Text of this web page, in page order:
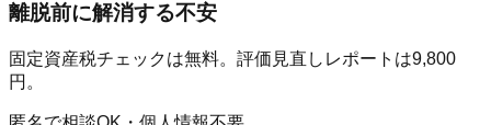
離脱前に解消する不安
固定資産税チェックは無料。評価見直しレポートは9,800
円。